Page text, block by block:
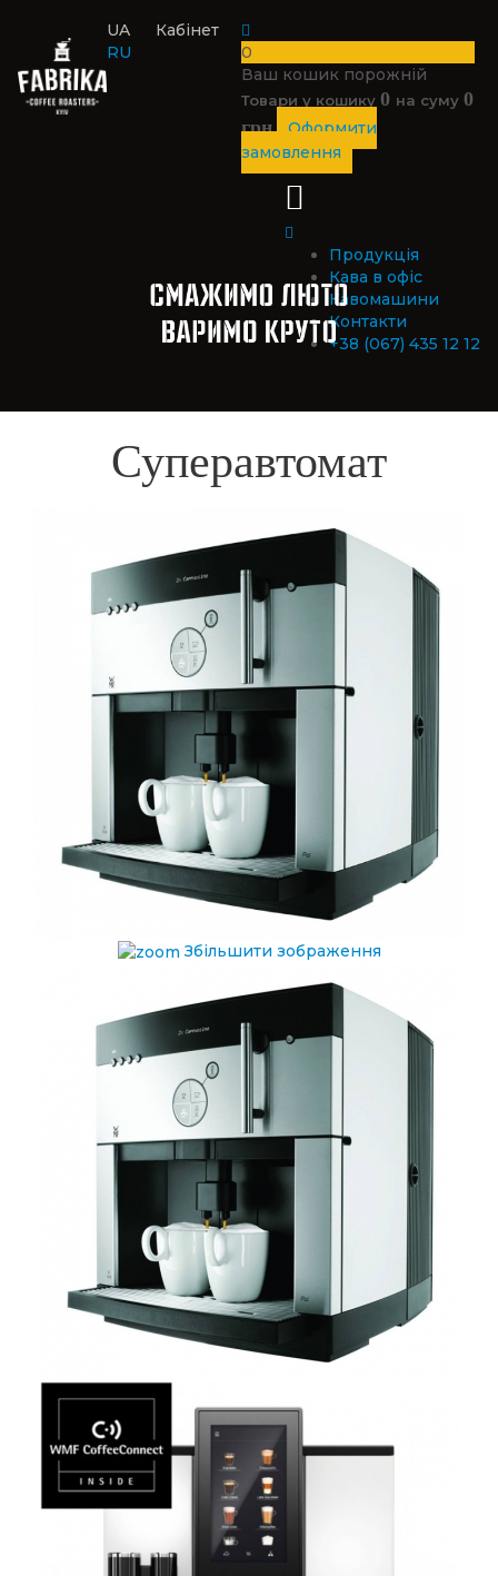
UA
RU
Кабінет
0
Ваш кошик порожній
Товари у кошику 0 на суму 0
грн
Оформити
замовлення
Продукція
Кава в офіс
Кавомашини
Контакти
+38 (067) 435 12 12
Суперавтомат
Збільшити зображення